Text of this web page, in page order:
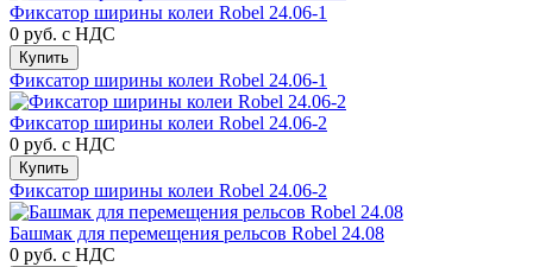
Фиксатор ширины колеи Robel 24.06-1
0 руб. с НДС
Купить
Фиксатор ширины колеи Robel 24.06-1
Фиксатор ширины колеи Robel 24.06-2
0 руб. с НДС
Купить
Фиксатор ширины колеи Robel 24.06-2
Башмак для перемещения рельсов Robel 24.08
0 руб. с НДС